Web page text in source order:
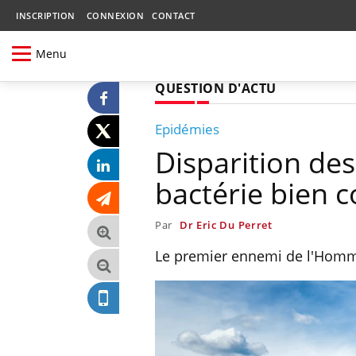
INSCRIPTION CONNEXION CONTACT
Menu
QUESTION D'ACTU
Epidémies
Disparition
bactérie bien
Par Dr Eric Du Perret
Le premier ennemi de